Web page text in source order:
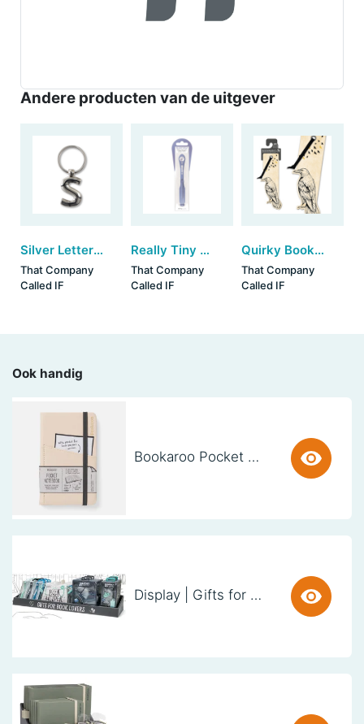
Andere producten van de uitgever
Silver Letter Keyring - S (set van 3)
That Company
Called IF
Really Tiny Book Light - Lilac
That Company
Called IF
Quirky Bookmarks - Crow (set van 3)
That Company
Called IF
Ook handig
Bookaroo Pocket Notebook (A6) - CREAM
Display | Gifts for Book Lovers (60cm)